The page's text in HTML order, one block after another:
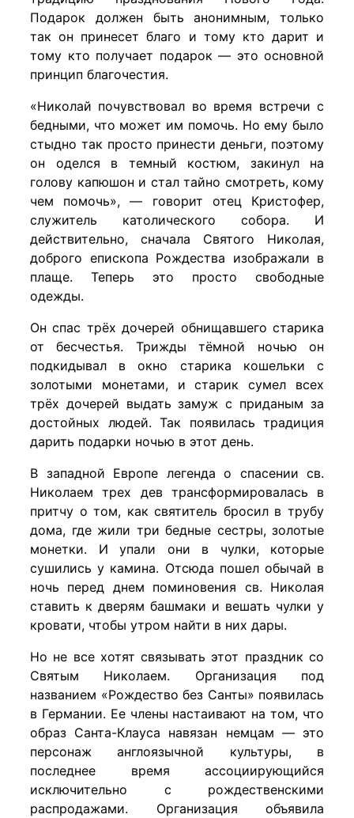
Подарок должен быть анонимным, только
так он принесет благо и тому кто дарит и
тому кто получает подарок — это основной
принцип благочестия.
«Николай почувствовал во время встречи с
бедными, что может им помочь. Но ему было
стыдно так просто принести деньги, поэтому
он оделся в темный костюм, закинул на
голову капюшон и стал тайно смотреть, кому
чем помочь», — говорит отец Кристофер,
служитель католического собора. И
действительно, сначала Святого Николая,
доброго епископа Рождества изображали в
плаще. Теперь это просто свободные
одежды.
Он спас трёх дочерей обнищавшего старика
от бесчестья. Трижды тёмной ночью он
подкидывал в окно старика кошельки с
золотыми монетами, и старик сумел всех
трёх дочерей выдать замуж с приданым за
достойных людей. Так появилась традиция
дарить подарки ночью в этот день.
В западной Европе легенда о спасении св.
Николаем трех дев трансформировалась в
притчу о том, как святитель бросил в трубу
дома, где жили три бедные сестры, золотые
монетки. И упали они в чулки, которые
сушились у камина. Отсюда пошел обычай в
ночь перед днем поминовения св. Николая
ставить к дверям башмаки и вешать чулки у
кровати, чтобы утром найти в них дары.
Но не все хотят связывать этот праздник со
Святым Николаем. Организация под
названием «Рождество без Санты» появилась
в Германии. Ее члены настаивают на том, что
образ Санта-Клауса навязан немцам — это
персонаж англоязычной культуры, в
последнее время ассоциирующийся
исключительно с рождественскими
распродажами. Организация объявила